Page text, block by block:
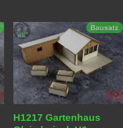
Bausatz
H1217 Gartenhaus